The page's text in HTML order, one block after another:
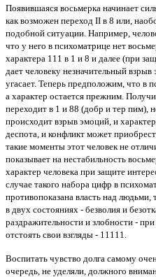
Появившаяся восьмерка начинает
как возможен переход II в 8 или,
подобной ситуации. Например,
что у него в психоматрице нет
характера 111 в 1 и 8 и далее (при
дает человеку незначительный
угасает. Теперь предположим, что в
а характер остается прежним.
переходит в 1 и 88 (добр и тер пим),
происходит взрыв эмоций, и
деспота, и конфликт может
такие моменты этот человек не
показывает на нестабильность
характер человека при защите
случае такого набора цифр в
противопоказана власть над людьми,
в двух состояниях - безволия и
раздражительности и злобности -
отстоять свои взгляды - 11111.
Воспитать чувство долга самому
очередь, не уделяли, должного